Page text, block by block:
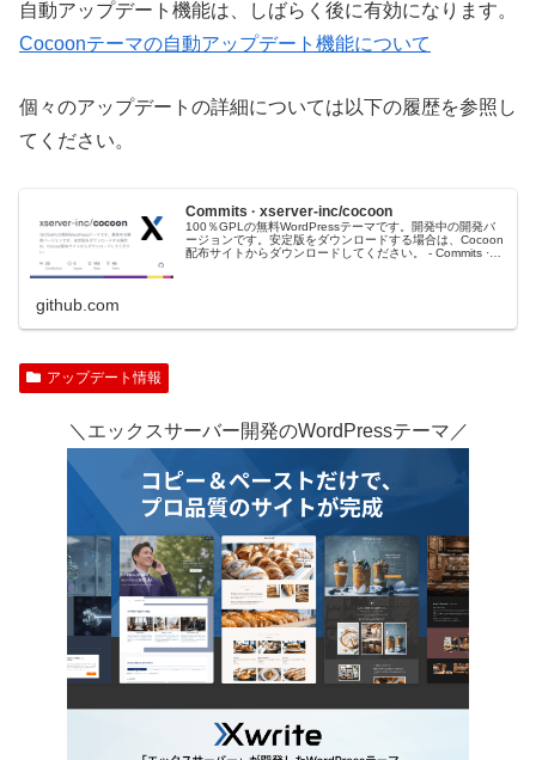
自動アップデート機能は、しばらく後に有効になります。
Cocoonテーマの自動アップデート機能について
個々のアップデートの詳細については以下の履歴を参照し
てください。
Commits · xserver-inc/cocoon
100％GPLの無料WordPressテーマです。開発中の開発バ
ージョンです。安定版をダウンロードする場合は、Cocoon
配布サイトからダウンロードしてください。 - Commits ·
github.com
アップデート情報
＼エックスサーバー開発のWordPressテーマ／